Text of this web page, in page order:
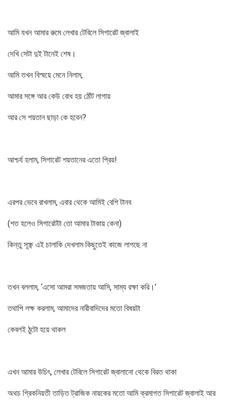
আমি যখন আমার রুমে লেখার টেবিলে সিগারেট জ্বালাই
দেখি সেটা দুই টানেই শেষ।
আমি তখন বিস্ময়ে মেনে নিলাম,
আমার সঙ্গে আর কেউ বোধ হয় ঠোঁট লাগায়
আর সে শয়তান ছাড়া কে হবেন?
আশ্চর্য হলাম, সিগারেট শয়তানের এতো প্রিয়!
এরপর ভেবে রাখলাম, এবার থেকে আমিই বেশি টানব
(শত হলেও সিগারেটটা তো আমার টাকায় কেনা)
কিন্তু সূক্ষ্ণ এই চালাকি দেখলাম কিছুতেই কাজে লাগছে না
তখন বললাম, ‘এসো আমরা সমজতায় আসি, সাম্য রক্ষা করি।’
তথাপি লক্ষ করলাম, আমাদের নারীবাদিদের মতো বিষয়টা
কেবলই ঠুটো হয়ে থাকল
এখন আমার উচিৎ, লেখার টেবিলে সিগারেট জ্বালানো থেকে বিরত থাকা
অথচ গ্রিকনিয়তী তাড়িত ট্রাজিক নায়কের মতো আমি ক্রমাগত সিগারেট জ্বালাই আর